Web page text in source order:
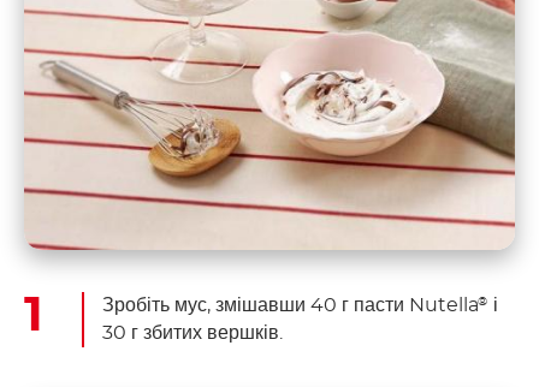
Зробіть мус, змішавши 40 г пасти Nutella® і
30 г збитих вершків.